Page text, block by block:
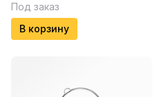
Под заказ
В корзину